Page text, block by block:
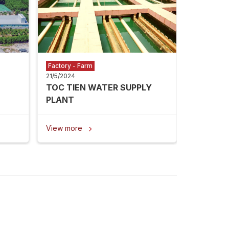
Factory - Farm
21/5/2024
TOC TIEN WATER SUPPLY
PLANT
View more 